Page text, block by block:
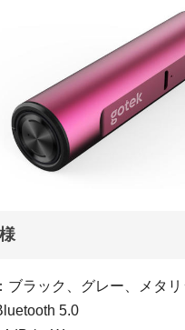
ブラック、グレー、メタ
5.0